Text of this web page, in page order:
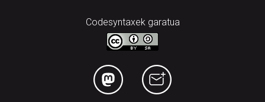
Codesyntaxek garatua